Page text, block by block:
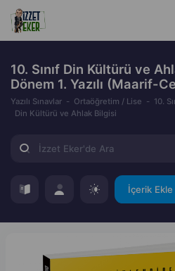
10. Sınıf Din Kültürü ve
Dönem 1. Yazılı (Maarif-
Yazılı Sınavlar Ortaöğretim / Lise
10.
Din Kültürü ve Ahlak Bilgisi
İçerik Ekle